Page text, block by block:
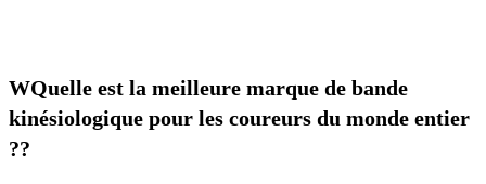
WQuelle est la meilleure marque de bande
kinésiologique pour les coureurs du monde entier
??